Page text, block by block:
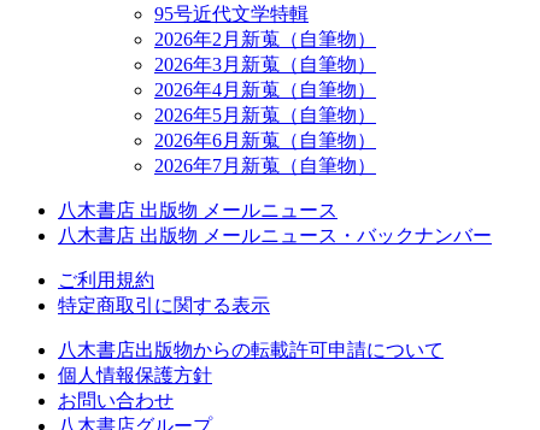
95号近代文学特輯
2026年2月新蒐（自筆物）
2026年3月新蒐（自筆物）
2026年4月新蒐（自筆物）
2026年5月新蒐（自筆物）
2026年6月新蒐（自筆物）
2026年7月新蒐（自筆物）
八木書店 出版物 メールニュース
八木書店 出版物 メールニュース・バックナンバー
ご利用規約
特定商取引に関する表示
八木書店出版物からの転載許可申請について
個人情報保護方針
お問い合わせ
八木書店グループ